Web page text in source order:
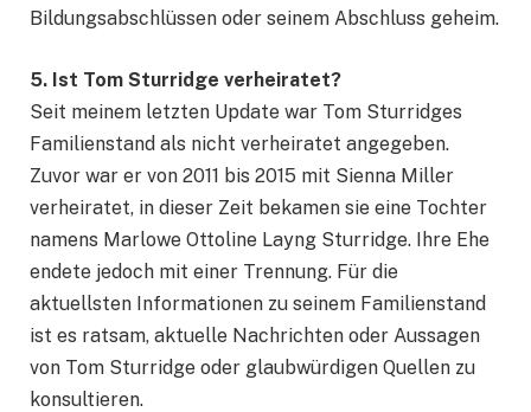
Bildungsabschlüssen oder seinem Abschluss geheim.
5. Ist Tom Sturridge verheiratet?
Seit meinem letzten Update war Tom Sturridges
Familienstand als nicht verheiratet angegeben.
Zuvor war er von 2011 bis 2015 mit Sienna Miller
verheiratet, in dieser Zeit bekamen sie eine Tochter
namens Marlowe Ottoline Layng Sturridge. Ihre Ehe
endete jedoch mit einer Trennung. Für die
aktuellsten Informationen zu seinem Familienstand
ist es ratsam, aktuelle Nachrichten oder Aussagen
von Tom Sturridge oder glaubwürdigen Quellen zu
konsultieren.